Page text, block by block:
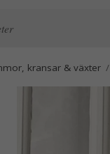
kransar & växter /